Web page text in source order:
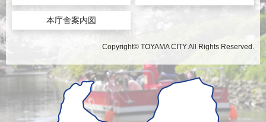
本庁舎案内図
Copyright© TOYAMA CITY All Rights Reserved.